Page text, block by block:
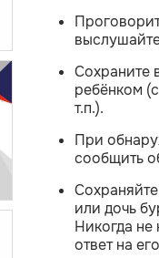
Сохраните
ребёнком
т.п.).
При
сообщить
или дочь
Никогда не
ответ на